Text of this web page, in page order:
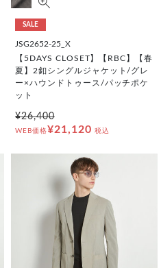
SALE
JSG2652-25_X
【5DAYS CLOSET】【RBC】【春
夏】2釦シングルジャケット/グレ
ー×ハウンドトゥース/パッチポケ
ット
¥26,400
WEB価格¥21,120 税込